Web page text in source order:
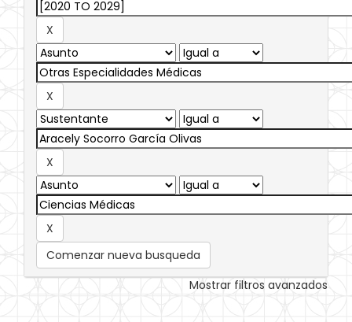
Comenzar nueva busqueda
Mostrar filtros avanzados